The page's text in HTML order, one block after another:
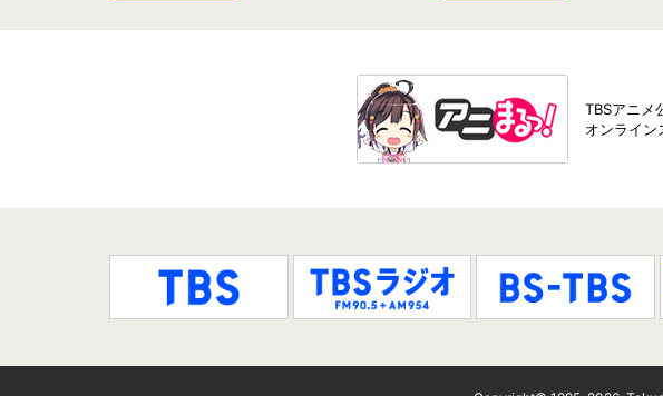
TBSアニメ
オンライン